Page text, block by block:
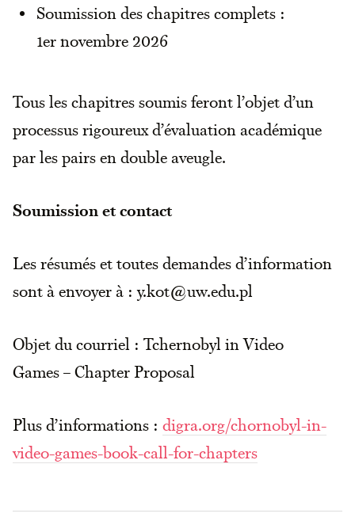
Soumission des chapitres complets :
1er novembre 2026
Tous les chapitres soumis feront l’objet d’un
processus rigoureux d’évaluation académique
par les pairs en double aveugle.
Soumission et contact
Les résumés et toutes demandes d’information
sont à envoyer à : y.kot@uw.edu.pl
Objet du courriel : Tchernobyl in Video
Games – Chapter Proposal
Plus d’informations : digra.org/chornobyl-in-
video-games-book-call-for-chapters